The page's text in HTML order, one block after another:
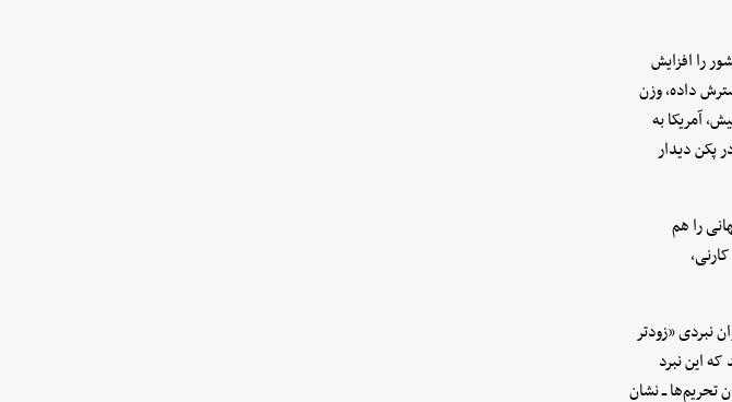
را افزایش
داده، وزن
را برای ماجراجویی خودش مثلا در تایوان تحریک کرده باشد. ۲ دهه پیش، آمریکا به
پکن دیدار
را هم
نبردی «زودتر
این نبرد
ــ نشان